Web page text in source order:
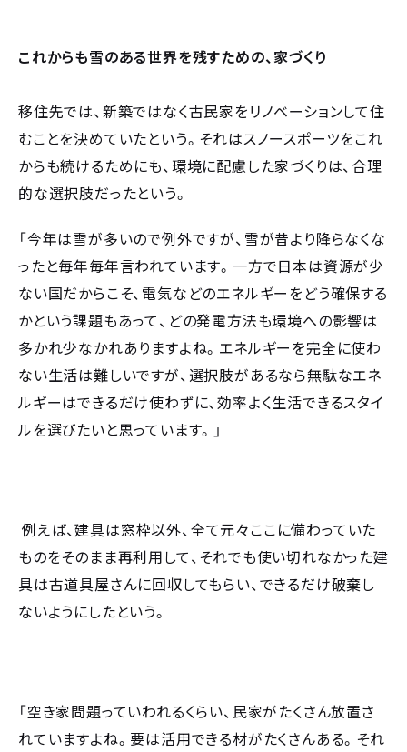
これからも雪のある世界を残すための、家づくり
移住先では、新築ではなく古民家をリノベーションして住
むことを決めていたという。それはスノースポーツをこれ
からも続けるためにも、環境に配慮した家づくりは、合理
的な選択肢だったという。
「今年は雪が多いので例外ですが、雪が昔より降らなくな
ったと毎年毎年言われています。一方で日本は資源が少
ない国だからこそ、電気などのエネルギーをどう確保する
かという課題もあって、どの発電方法も環境への影響は
多かれ少なかれありますよね。エネルギーを完全に使わ
ない生活は難しいですが、選択肢があるなら無駄なエネ
ルギーはできるだけ使わずに、効率よく生活できるスタイ
ルを選びたいと思っています。」
例えば、建具は窓枠以外、全て元々ここに備わっていた
ものをそのまま再利用して、それでも使い切れなかった建
具は古道具屋さんに回収してもらい、できるだけ破棄し
ないようにしたという。
「空き家問題っていわれるくらい、民家がたくさん放置さ
れていますよね。要は活用できる材がたくさんある。それ